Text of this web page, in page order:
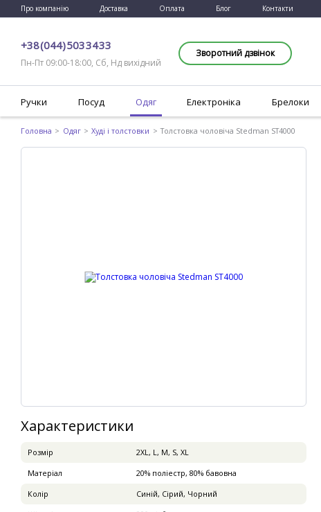
Про компанію Доставка Оплата Блог Контакти
+38 (044) 503 34 33
Пн-Пт 09:00-18:00, Сб, Нд вихідний
Зворотний дзвінок
Ручки Посуд Одяг Електроніка Брелоки
Головна Одяг Худі і толстовки Толстовка чоловіча Stedman ST4000
Характеристики
Розмір
2XL, L, M, S, XL
Матеріал
20% поліестр, 80% бавовна
Колір
Синій, Сірий, Чорний